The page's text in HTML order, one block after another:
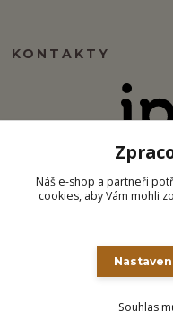
KONTAKTY
info@ipj.cz
Náš e-shop a partneři
cookies, aby Vám mohli
Souhlas